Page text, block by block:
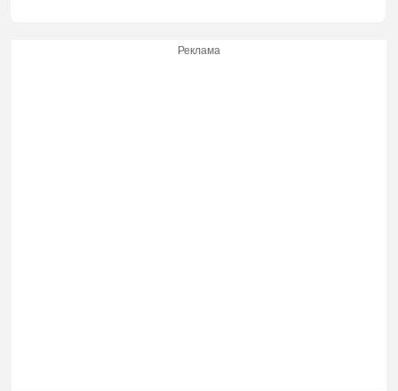
Реклама